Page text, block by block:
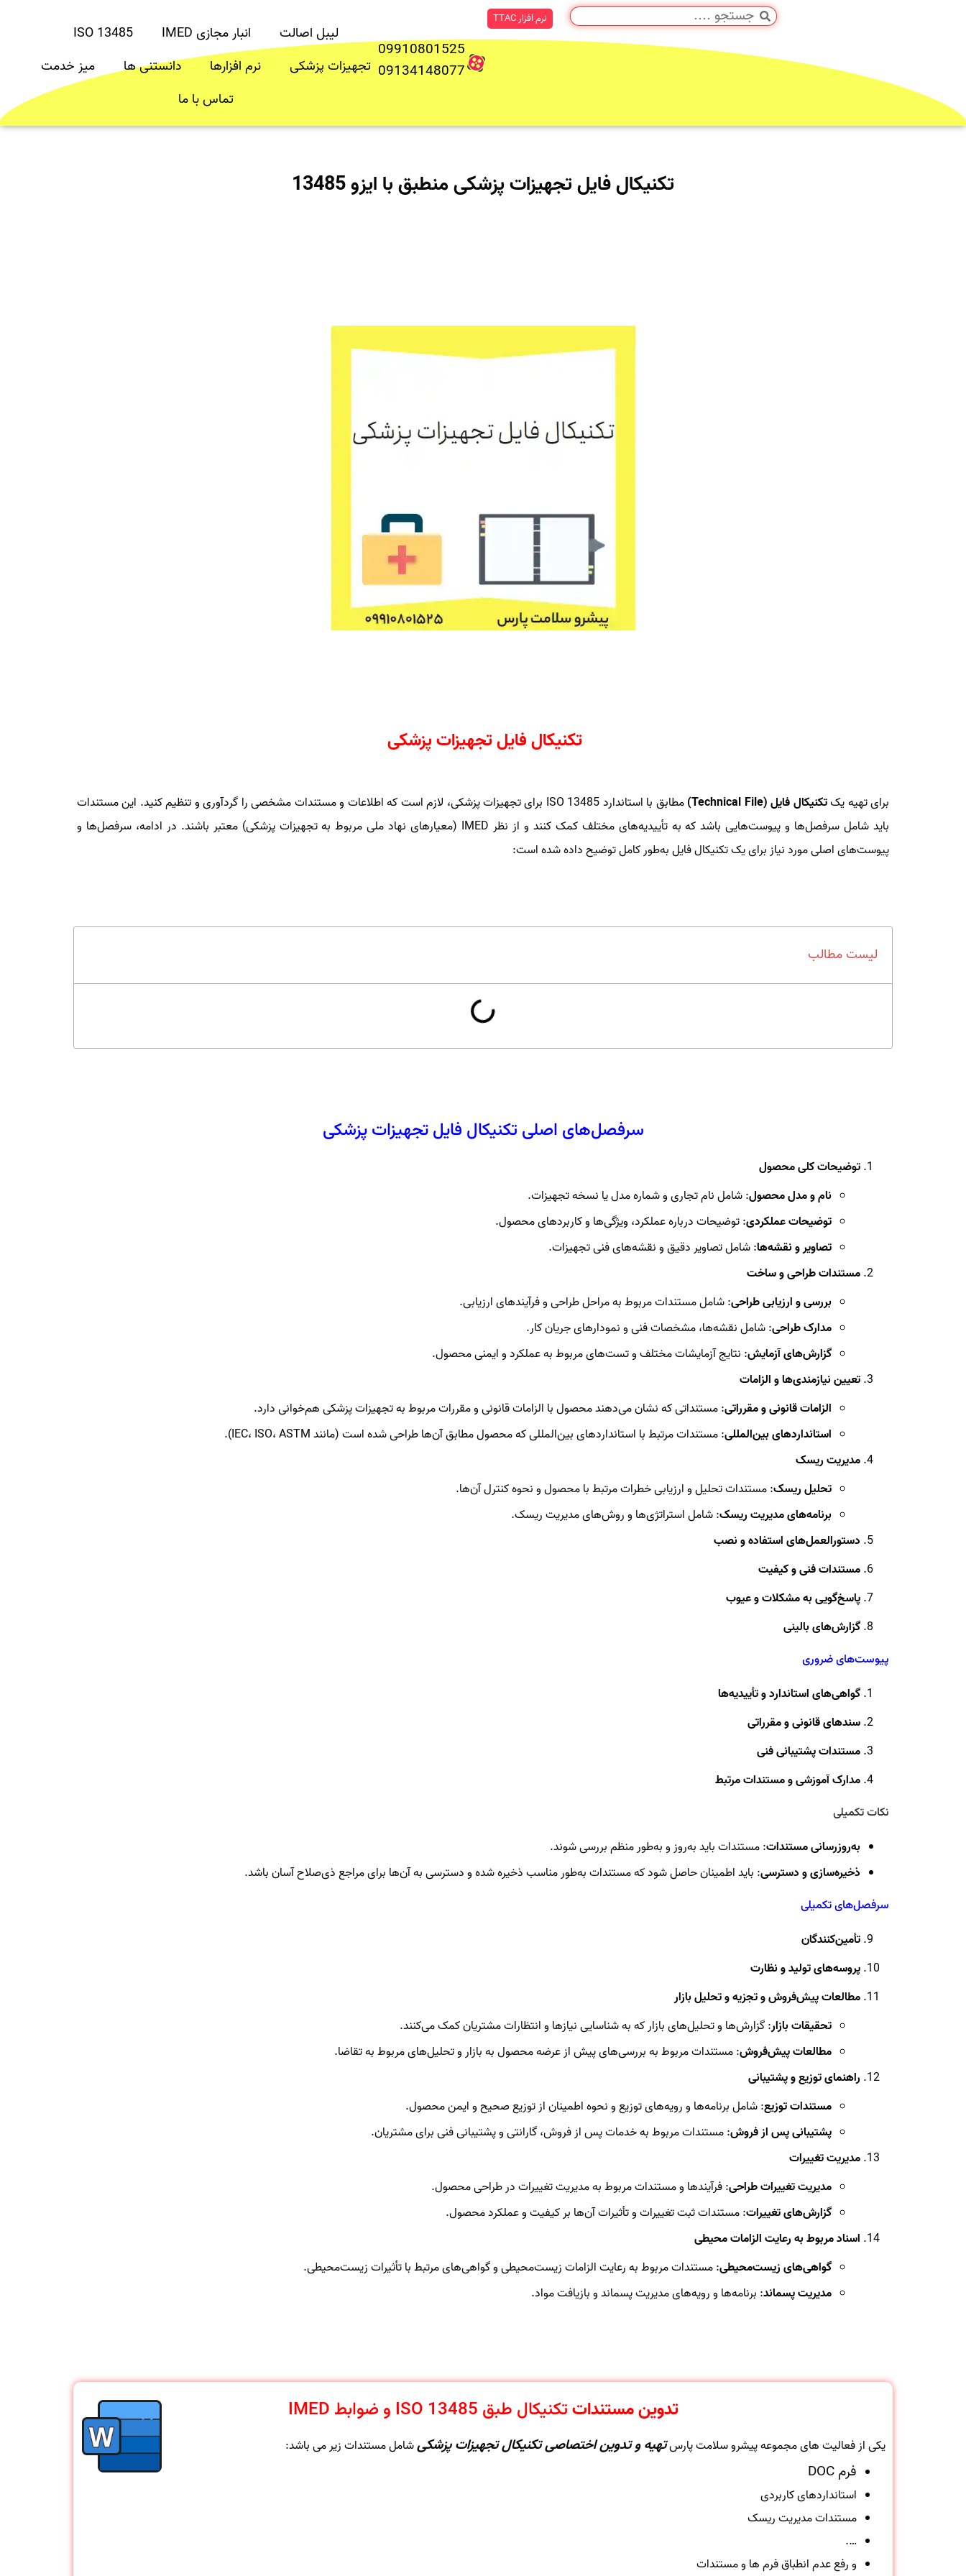
نرم افزار TTAC
09910801525
09134148077
لیبل اصالت انبار مجازی IMED
ISO 13485
تجهیزات پزشکی
نرم افزارها دانستنی ها
میز خدمت
تماس با ما
تکنیکال فایل تجهیزات پزشکی منطبق با ایزو 13485
تکنیکال فایل تجهیزات پزشکی
برای تهیه یکتکنیکال فایل (Technical File)
مطابق با استاندارد ISO 13485 برای تجهیزات پزشکی، لازم است که اطلاعات و مستندات مشخصی را گردآوری و تنظیم کنید. این مستندات
باید شامل سرفصل‌ها و پیوست‌هایی باشد که به تأییدیه‌های مختلف کمک کنند و از نظر IMED (معیارهای نهاد ملی مربوط به تجهیزات پزشکی) معتبر باشند. در ادامه، سرفصل‌ها و
پیوست‌های اصلی مورد نیاز برای یک تکنیکال فایل به‌طور کامل توضیح داده شده است:
لیست مطالب
سرفصل‌های اصلی تکنیکال فایل تجهیزات پزشکی
توضیحات کلی محصول
نام و مدل محصول: شامل نام تجاری و شماره مدل یا نسخه تجهیزات.
توضیحات عملکردی: توضیحات درباره عملکرد، ویژگی‌ها و کاربردهای محصول.
تصاویر و نقشه‌ها: شامل تصاویر دقیق و نقشه‌های فنی تجهیزات.
مستندات طراحی و ساخت
بررسی و ارزیابی طراحی: شامل مستندات مربوط به مراحل طراحی و فرآیندهای ارزیابی.
مدارک طراحی: شامل نقشه‌ها، مشخصات فنی و نمودارهای جریان کار.
گزارش‌های آزمایش: نتایج آزمایشات مختلف و تست‌های مربوط به عملکرد و ایمنی محصول.
تعیین نیازمندی‌ها و الزامات
الزامات قانونی و مقرراتی: مستنداتی که نشان می‌دهند محصول با الزامات قانونی و مقررات مربوط به تجهیزات پزشکی هم‌خوانی دارد.
استانداردهای بین‌المللی: مستندات مرتبط با استانداردهای بین‌المللی که محصول مطابق آن‌ها طراحی شده است (مانند IEC، ISO، ASTM).
مدیریت ریسک
تحلیل ریسک: مستندات تحلیل و ارزیابی خطرات مرتبط با محصول و نحوه کنترل آن‌ها.
برنامه‌های مدیریت ریسک: شامل استراتژی‌ها و روش‌های مدیریت ریسک.
دستورالعمل‌های استفاده و نصب
مستندات فنی و کیفیت
پاسخ‌گویی به مشکلات و عیوب
گزارش‌های بالینی
پیوست‌های ضروری
گواهی‌های استاندارد و تأییدیه‌ها
سندهای قانونی و مقرراتی
مستندات پشتیبانی فنی
مدارک آموزشی و مستندات مرتبط
نکات تکمیلی
به‌روزرسانی مستندات: مستندات باید به‌روز و به‌طور منظم بررسی شوند.
ذخیره‌سازی و دسترسی: باید اطمینان حاصل شود که مستندات به‌طور مناسب ذخیره شده و دسترسی به آن‌ها برای مراجع ذی‌صلاح آسان باشد.
سرفصل‌های تکمیلی
تأمین‌کنندگان
پروسه‌های تولید و نظارت
مطالعات پیش‌فروش و تجزیه و تحلیل بازار
تحقیقات بازار: گزارش‌ها و تحلیل‌های بازار که به شناسایی نیازها و انتظارات مشتریان کمک می‌کنند.
مطالعات پیش‌فروش: مستندات مربوط به بررسی‌های پیش از عرضه محصول به بازار و تحلیل‌های مربوط به تقاضا.
راهنمای توزیع و پشتیبانی
مستندات توزیع: شامل برنامه‌ها و رویه‌های توزیع و نحوه اطمینان از توزیع صحیح و ایمن محصول.
پشتیبانی پس از فروش: مستندات مربوط به خدمات پس از فروش، گارانتی و پشتیبانی فنی برای مشتریان.
مدیریت تغییرات
مدیریت تغییرات طراحی: فرآیندها و مستندات مربوط به مدیریت تغییرات در طراحی محصول.
گزارش‌های تغییرات: مستندات ثبت تغییرات و تأثیرات آن‌ها بر کیفیت و عملکرد محصول.
اسناد مربوط به رعایت الزامات محیطی
گواهی‌های زیست‌محیطی: مستندات مربوط به رعایت الزامات زیست‌محیطی و گواهی‌های مرتبط با تأثیرات زیست‌محیطی.
مدیریت پسماند: برنامه‌ها و رویه‌های مدیریت پسماند و بازیافت مواد.
تدوین مستنداتتکنیکال طبق ISO 13485 و ضوابط IMED
یکی از فعالیت های مجموعه پیشرو سلامت پارستهیه و تدوین اختصاصی تکنیکال تجهیزات پزشکیشامل مستندات زیر می باشد:
فرم DOC
استانداردهای کاربردی
مستندات مدیریت ریسک
….
و رفع عدم انطباق فرم ها و مستندات